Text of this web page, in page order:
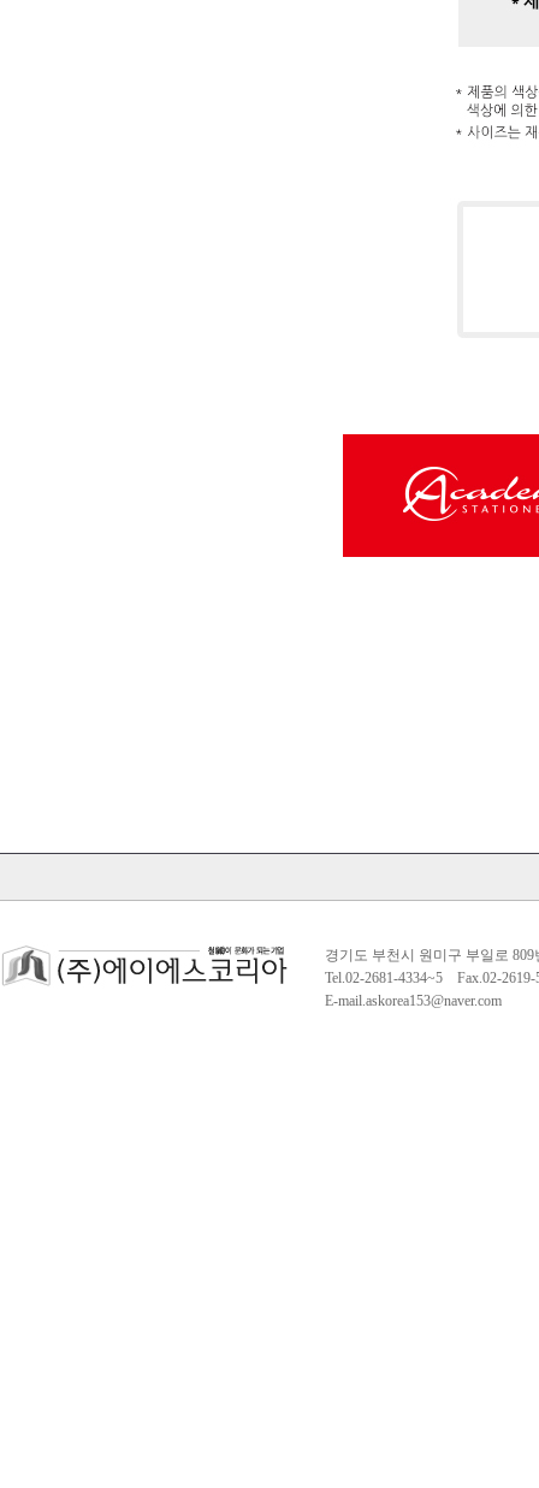
경기도 부천시 원미구 부일로
Tel.02-2681-4334~5 Fax.02-
E-mail.askorea153@naver.com